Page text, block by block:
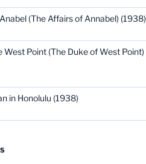
(The Affairs of Annabel) (1938)
West Point (The Duke of West Point)
in Honolulu (1938)